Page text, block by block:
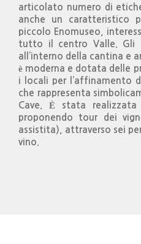
articolato numero di
anche un caratteristico
piccolo Enomuseo,
tutto il centro Valle. Gli
all’interno della cantina e
è moderna e dotata delle
i locali per l’affinamento
che rappresenta
Cave. È stata realizzata
proponendo tour dei
assistita), attraverso sei
vino.